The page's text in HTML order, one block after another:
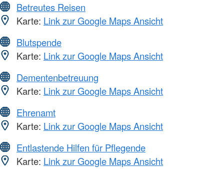
Betreutes Reisen
Karte: Link zur Google Maps Ansicht
Blutspende
Karte: Link zur Google Maps Ansicht
Dementenbetreuung
Karte: Link zur Google Maps Ansicht
Ehrenamt
Karte: Link zur Google Maps Ansicht
Entlastende Hilfen für Pflegende
Karte: Link zur Google Maps Ansicht